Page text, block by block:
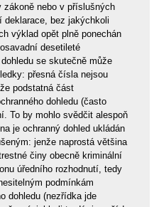
zákoně nebo v příslušných
deklarace, bez jakýchkoli
výklad opět plně ponechán
desetileté
se skutečně může
přesná čísla nejsou
podstatná část
dohledu (často
To by mohlo svědčit alespoň
je ochranný dohled ukládán
jenže naprostá většina
činy obecně kriminální
úředního rozhodnutí, tedy
podmínkám
dohledu (nezřídka jde